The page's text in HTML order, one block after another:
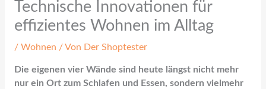
Technische Innovationen für
effizientes Wohnen im Alltag
/ Wohnen / Von Der Shoptester
Die eigenen vier Wände sind heute längst nicht mehr
nur ein Ort zum Schlafen und Essen, sondern vielmehr